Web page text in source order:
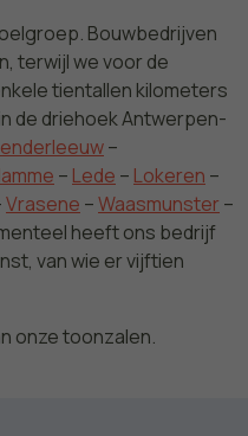
Bouwbedrijven
terwijl we voor de
tientallen kilometers
de driehoek Antwerpen-
–
– Lede – Lokeren –
Vrasene –Waasmunster –
heeft ons bedrijf
van wie er vijftien
onze toonzalen.